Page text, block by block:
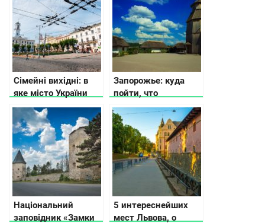
слышал
Сімейні вихідні: в
яке місто України
поїхати з дітьми
Запорожье: куда
пойти, что
посмотреть и где
остановиться
Національний
заповідник «Замки
5 интереснейших
мест Львова, о